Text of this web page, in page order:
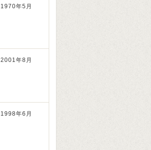
1970年5月
2001年8月
1998年6月